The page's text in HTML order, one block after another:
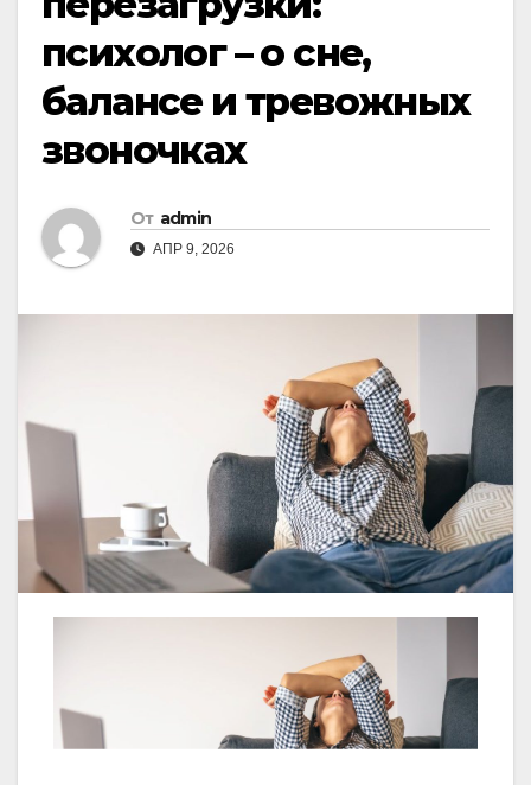
психолог – о сне,
балансе и тревожных
звоночках
От admin
АПР 9, 2026